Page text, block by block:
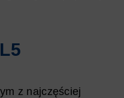
z najczęściej